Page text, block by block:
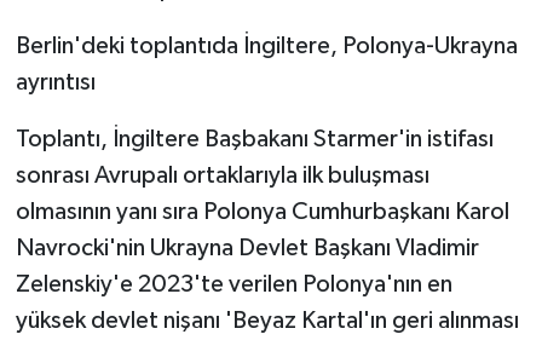
Berlin'deki toplantıda İngiltere, Polonya-Ukrayna
ayrıntısı
Toplantı, İngiltere Başbakanı Starmer'in istifası
sonrası Avrupalı ortaklarıyla ilk buluşması
olmasının yanı sıra Polonya Cumhurbaşkanı Karol
Navrocki'nin Ukrayna Devlet Başkanı Vladimir
Zelenskiy'e 2023'te verilen Polonya'nın en
yüksek devlet nişanı 'Beyaz Kartal'ın geri alınması